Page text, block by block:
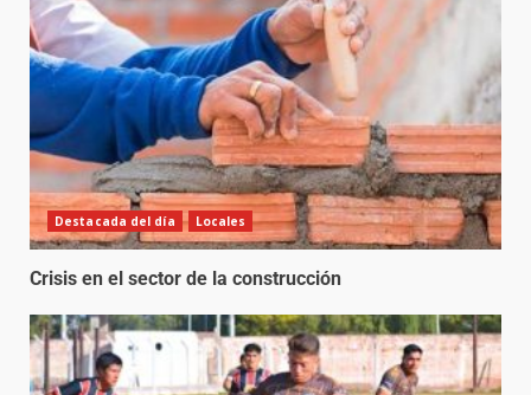
Destacada del día Locales
Crisis en el sector de la construcción